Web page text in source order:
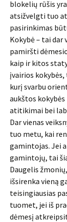
blokelių rūšis
atsižvelgti tuo
pasirinkimas
Kokybė – tai dar
pamiršti
kaip ir kitos
įvairios kokybės,
kurį svarbu
aukštos
atitikimai bei
Dar vienas
tuo metu, kai
gamintojas. Jei
gamintojų, tai
Daugelis
išsirenka vieną
teisingiausias
tuomet, jei iš
dėmesį